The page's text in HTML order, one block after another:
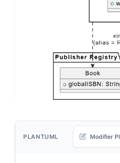
PLANTUML Modifier